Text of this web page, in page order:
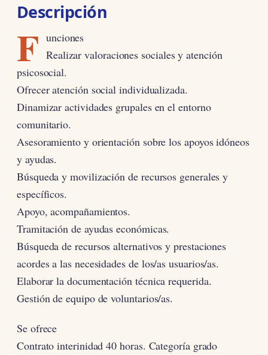
Descripción
F unciones
Realizar valoraciones sociales y atención
psicosocial.
Ofrecer atención social individualizada.
Dinamizar actividades grupales en el entorno
comunitario.
Asesoramiento y orientación sobre los apoyos idóneos
y ayudas.
Búsqueda y movilización de recursos generales y
específicos.
Apoyo, acompañamientos.
Tramitación de ayudas económicas.
Búsqueda de recursos alternativos y prestaciones
acordes a las necesidades de los/as usuarios/as.
Elaborar la documentación técnica requerida.
Gestión de equipo de voluntarios/as.
Se ofrece
Contrato interinidad 40 horas. Categoría grado